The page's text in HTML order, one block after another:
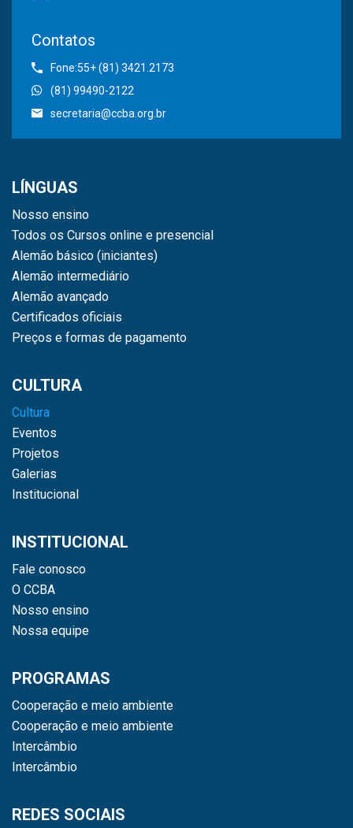
Contatos
Fone:55+ (81) 3421.2173
(81) 99490-2122
secretaria@ccba.org.br
LÍNGUAS
Nosso ensino
Todos os Cursos online e presencial
Alemão básico (iniciantes)
Alemão intermediário
Alemão avançado
Certificados oficiais
Preços e formas de pagamento
CULTURA
Cultura
Eventos
Projetos
Galerias
Institucional
INSTITUCIONAL
Fale conosco
O CCBA
Nosso ensino
Nossa equipe
PROGRAMAS
Cooperação e meio ambiente
Cooperação e meio ambiente
Intercâmbio
Intercâmbio
REDES SOCIAIS